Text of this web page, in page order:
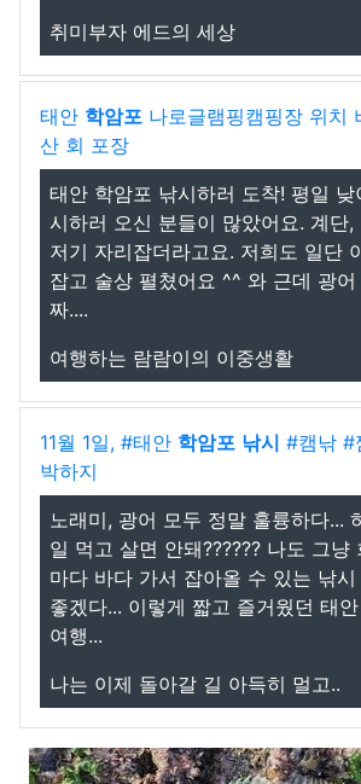
취미부자 에드의 세상
태안 학암포 나로글램핑캠핑장 위치
산 회 포장
태안 학암포 낚시하러 도착! 평일
시하러 오신 분들이 많았어요. 계단,
저기 자리잡더라고요. 저희도 일단
잡고 술상 펼쳤어요 ^^ 와 근데 광
짜....
여행하는 람람이의 이중생활
11월 1일, #태안 학암포 낚시 #캠낚 #
박하지
노래미, 광어 모두 정말 훌륭하다...
일 먹고 살면 안돼?????? 나도 그냥
마다 바다 가서 잡아올 수 있는 낚
좋겠다... 이렇게 짧고 즐거웠던 태
여행...
나는 이제 돌아갈 길 아득히 멀고..